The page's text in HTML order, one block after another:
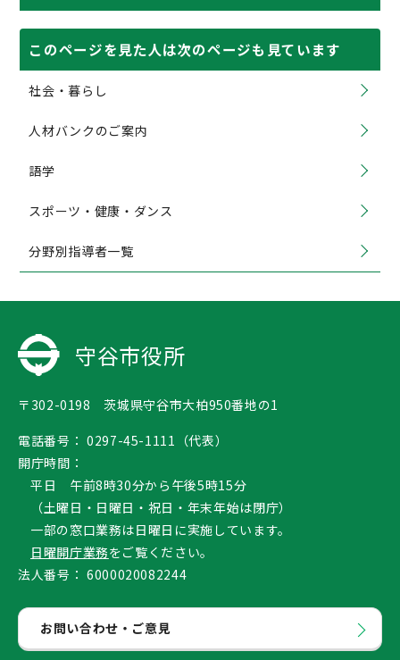
このページを見た人は次のページも見ています
社会・暮らし
人材バンクのご案内
語学
スポーツ・健康・ダンス
分野別指導者一覧
守谷市役所
〒302-0198 茨城県守谷市大柏950番地の1
電話番号： 0297-45-1111（代表）
開庁時間：
平日 午前8時30分から午後5時15分
（土曜日・日曜日・祝日・年末年始は閉庁）
一部の窓口業務は日曜日に実施しています。
日曜開庁業務をご覧ください。
法人番号： 6000020082244
お問い合わせ・ご意見